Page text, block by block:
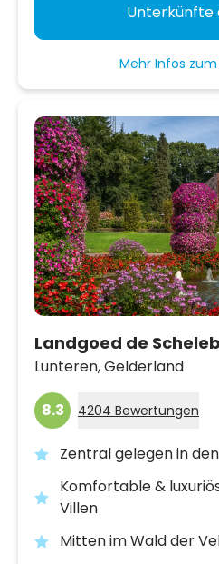
Unterkünfte
Mehr Infos
Landgoed de
Lunteren,Gelderland
8.3 4204 Bewertungen
Zentral gelegen in
Komfortable &
Villen
Mitten im Wald der